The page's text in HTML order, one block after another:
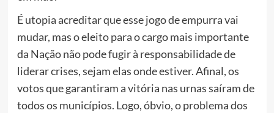
É utopia acreditar que esse jogo de empurra vai
mudar, mas o eleito para o cargo mais importante
da Nação não pode fugir à responsabilidade de
liderar crises, sejam elas onde estiver. Afinal, os
votos que garantiram a vitória nas urnas saíram de
todos os municípios. Logo, óbvio, o problema dos